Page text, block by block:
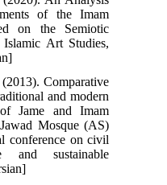
of the Imam
on the Semiotic
Art Studies,
Comparative
and modern
Jame and Imam
Mosque (AS)
conference on civil
and sustainable